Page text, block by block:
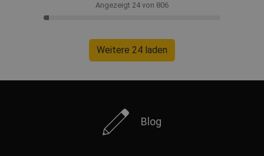
Angezeigt 24 von 806
Weitere 24 laden
Blog